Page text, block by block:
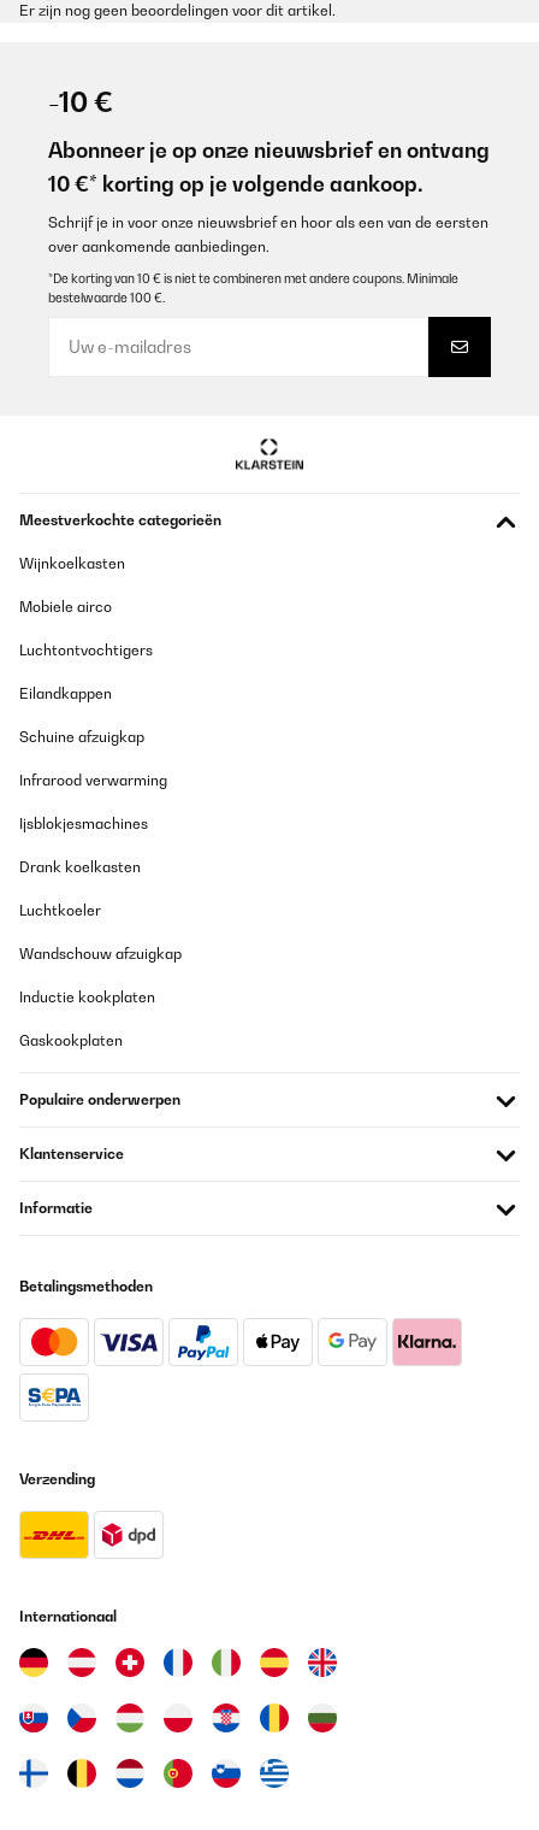
Er zijn nog geen beoordelingen voor dit artikel.
-10 €
Abonneer je op onze nieuwsbrief en ontvang
10 €* korting op je volgende aankoop.
Schrijf je in voor onze nieuwsbrief en hoor als een van de eersten
over aankomende aanbiedingen.
*De korting van 10 € is niet te combineren met andere coupons. Minimale
bestelwaarde 100 €.
Meestverkochte categorieën
Wijnkoelkasten
Mobiele airco
Luchtontvochtigers
Eilandkappen
Schuine afzuigkap
Infrarood verwarming
Ijsblokjesmachines
Drank koelkasten
Luchtkoeler
Wandschouw afzuigkap
Inductie kookplaten
Gaskookplaten
Populaire onderwerpen
Klantenservice
Informatie
Betalingsmethoden
Verzending
Internationaal